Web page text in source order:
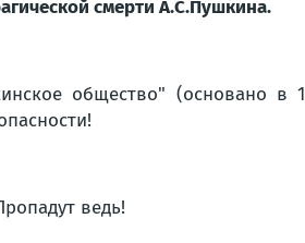
смерти А.С.Пушкина.
общество" (основано
ведь!